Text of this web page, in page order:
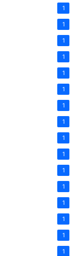
1
1
1
1
1
1
1
1
1
1
1
1
1
1
1
1